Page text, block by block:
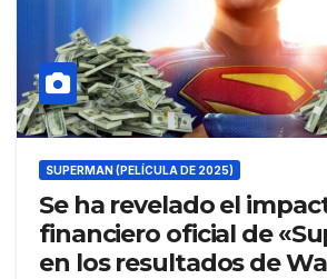
SUPERMAN (PELÍCULA DE 2025)
Se ha revelado el
financiero oficial de
en los resultados de